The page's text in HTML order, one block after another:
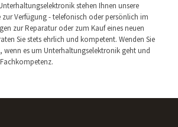
stehen Ihnen unsere
zur Verfügung - telefonisch oder persönlich im
zur Reparatur oder zum Kauf eines neuen
Sie stets ehrlich und kompetent. Wenden Sie
wenn es um Unterhaltungselektronik geht und